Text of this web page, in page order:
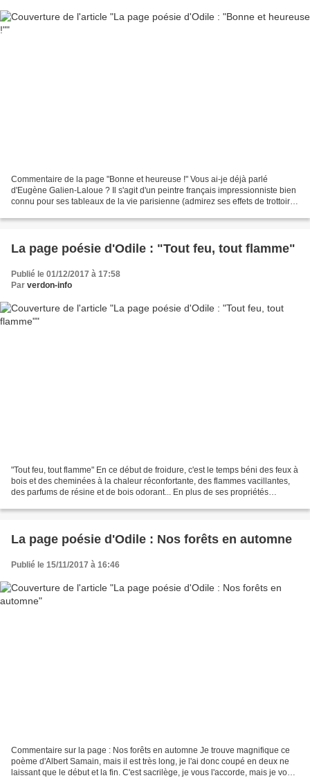
Commentaire de la page "Bonne et heureuse !" Vous ai-je déjà parlé
d'Eugène Galien-Laloue ? Il s'agit d'un peintre français impressionniste bien
connu pour ses tableaux de la vie parisienne (admirez ses effets de trottoirs
La page poésie d'Odile : "Tout feu, tout flamme"
Publié le 01/12/2017 à 17:58
Par verdon-info
"Tout feu, tout flamme" En ce début de froidure, c'est le temps béni des feux à
bois et des cheminées à la chaleur réconfortante, des flammes vacillantes,
des parfums de résine et de bois odorant... En plus de ses propriétés
La page poésie d'Odile : Nos forêts en automne
Publié le 15/11/2017 à 16:46
Commentaire sur la page : Nos forêts en automne Je trouve magnifique ce
poème d'Albert Samain, mais il est très long, je l'ai donc coupé en deux ne
laissant que le début et la fin. C'est sacrilège, je vous l'accorde, mais je vous